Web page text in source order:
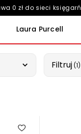
0 zł do sieci księgarń
Laura Purcell
Filtruj (1)